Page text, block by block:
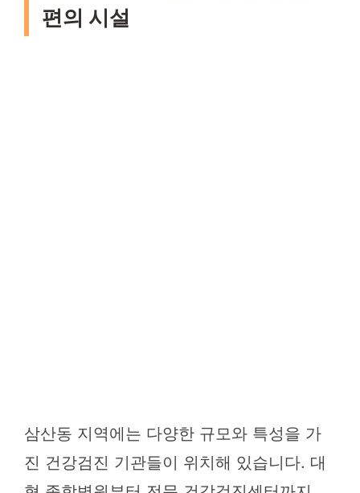
편의 시설
삼산동 지역에는 다양한 규모와 특성을 가
진 건강검진 기관들이 위치해 있습니다. 대